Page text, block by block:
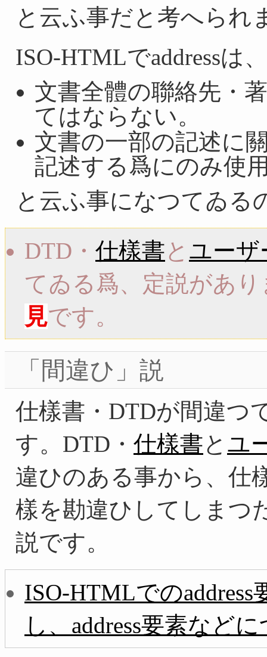
と云ふ事だと考へられ
ISO-HTMLでaddressは、
文書全體の聯絡先・
てはならない。
文書の一部の記述に
記述する爲にのみ使
と云ふ事になつてゐる
DTD・ 仕樣書と ユーザ
てゐる爲、定説があ
見です。
「間違ひ」説
仕樣書・DTDが間違つ
す。DTD・ 仕樣書と ユ
違ひのある事から、仕
樣を勘違ひしてしまつ
説です。
ISO-HTMLでの
し、address要素など